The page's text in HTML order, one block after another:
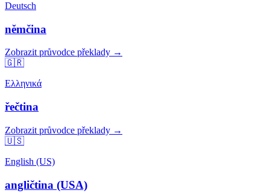
Deutsch
němčina
Zobrazit průvodce překlady →
🇬🇷
Ελληνικά
řečtina
Zobrazit průvodce překlady →
🇺🇸
English (US)
angličtina (USA)